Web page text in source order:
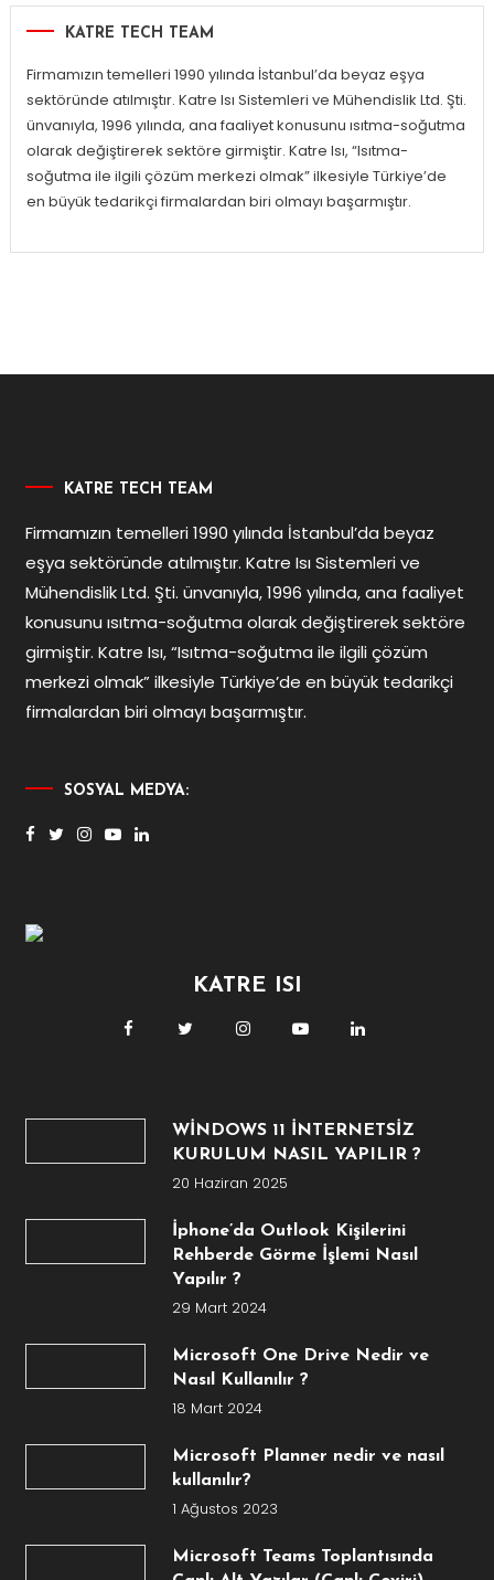
KATRE TECH TEAM
Firmamızın temelleri 1990 yılında İstanbul’da beyaz eşya
sektöründe atılmıştır. Katre Isı Sistemleri ve Mühendislik Ltd. Şti.
ünvanıyla, 1996 yılında, ana faaliyet konusunu ısıtma-soğutma
olarak değiştirerek sektöre girmiştir. Katre Isı, “Isıtma-
soğutma ile ilgili çözüm merkezi olmak” ilkesiyle Türkiye’de
en büyük tedarikçi firmalardan biri olmayı başarmıştır.
KATRE TECH TEAM
Firmamızın temelleri 1990 yılında İstanbul’da beyaz
eşya sektöründe atılmıştır. Katre Isı Sistemleri ve
Mühendislik Ltd. Şti. ünvanıyla, 1996 yılında, ana faaliyet
konusunu ısıtma-soğutma olarak değiştirerek sektöre
girmiştir. Katre Isı, “Isıtma-soğutma ile ilgili çözüm
merkezi olmak” ilkesiyle Türkiye’de en büyük tedarikçi
firmalardan biri olmayı başarmıştır.
SOSYAL MEDYA:
KATRE ISI
WİNDOWS 11 İNTERNETSİZ
KURULUM NASIL YAPILIR ?
20 Haziran 2025
İphone’da Outlook Kişilerini
Rehberde Görme İşlemi Nasıl
Yapılır ?
29 Mart 2024
Microsoft One Drive Nedir ve
Nasıl Kullanılır ?
18 Mart 2024
Microsoft Planner nedir ve nasıl
kullanılır?
1 Ağustos 2023
Microsoft Teams Toplantısında